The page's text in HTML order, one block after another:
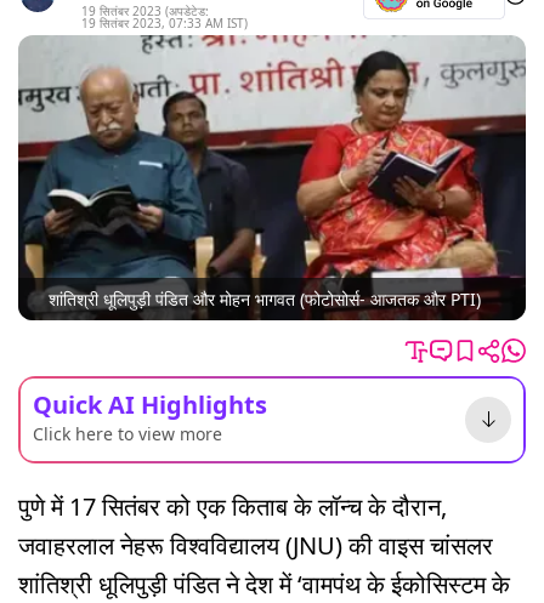
19 सितंबर 2023 (अपडेटेड:
19 सितंबर 2023, 07:33 AM IST)
शांतिश्री धूलिपुड़ी पंडित और मोहन भागवत (फोटोसोर्स- आजतक और PTI)
Quick AI Highlights
Click here to view more
पुणे में 17 सितंबर को एक किताब के लॉन्च के दौरान,
जवाहरलाल नेहरू विश्वविद्यालय (JNU) की वाइस चांसलर
शांतिश्री धूलिपुड़ी पंडित ने देश में ‘वामपंथ के ईकोसिस्टम के